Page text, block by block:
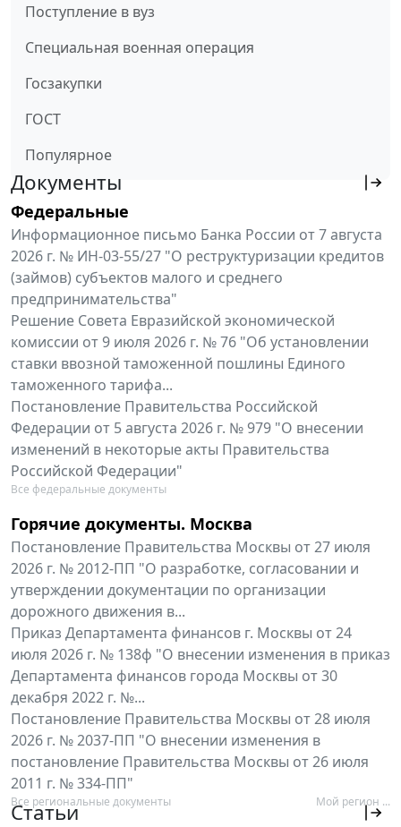
Поступление в вуз
Специальная военная операция
Госзакупки
ГОСТ
Популярное
Документы
Федеральные
Информационное письмо Банка России от 7 августа
2026 г. № ИН-03-55/27 "О реструктуризации кредитов
(займов) субъектов малого и среднего
предпринимательства"
Решение Совета Евразийской экономической
комиссии от 9 июля 2026 г. № 76 "Об установлении
ставки ввозной таможенной пошлины Единого
таможенного тарифа...
Постановление Правительства Российской
Федерации от 5 августа 2026 г. № 979 "О внесении
изменений в некоторые акты Правительства
Российской Федерации"
Все федеральные документы
Горячие документы. Москва
Постановление Правительства Москвы от 27 июля
2026 г. № 2012-ПП "О разработке, согласовании и
утверждении документации по организации
дорожного движения в...
Приказ Департамента финансов г. Москвы от 24
июля 2026 г. № 138ф "О внесении изменения в приказ
Департамента финансов города Москвы от 30
декабря 2022 г. №...
Постановление Правительства Москвы от 28 июля
2026 г. № 2037-ПП "О внесении изменения в
постановление Правительства Москвы от 26 июля
2011 г. № 334-ПП"
Все региональные документы Мой регион ...
Статьи